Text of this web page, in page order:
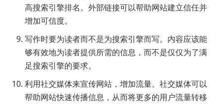
高搜索引擎排名。外部链接可以帮助网站建立信任并
增加可信度。
写作时要为读者而不是为搜索引擎而写。内容应该能
够有效地为读者提供所需的信息，而不是仅仅为了满
足搜索引擎的要求。
利用社交媒体来宣传网站，增加流量。社交媒体可以
帮助网站快速传播信息，从而将更多的用户流量转移